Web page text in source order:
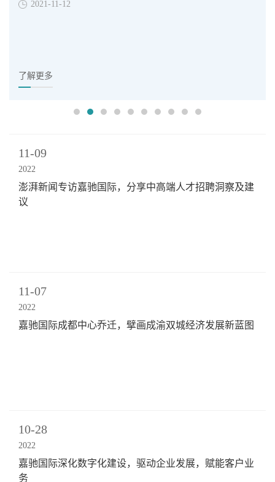
2021-11-12
了解更多
11-09
2022
澎湃新闻专访嘉驰国际，分享中高端人才招聘洞察及建
议
11-07
2022
嘉驰国际成都中心乔迁，擘画成渝双城经济发展新蓝图
10-28
2022
嘉驰国际深化数字化建设，驱动企业发展，赋能客户业
务